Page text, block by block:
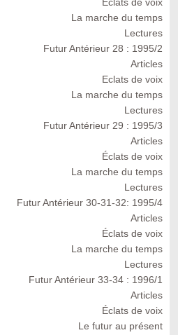
La marche du temps
Lectures
Futur Antérieur 28 : 1995/2
Articles
Eclats de voix
La marche du temps
Lectures
Futur Antérieur 29 : 1995/3
Articles
Éclats de voix
La marche du temps
Lectures
Futur Antérieur 30-31-32: 1995/4
Articles
Éclats de voix
La marche du temps
Lectures
Futur Antérieur 33-34 : 1996/1
Articles
Éclats de voix
Le futur au présent